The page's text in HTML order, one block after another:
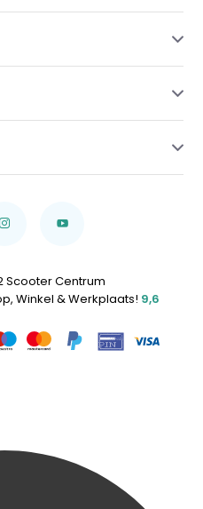
Scooter Centrum
Winkel & Werkplaats! 9,6